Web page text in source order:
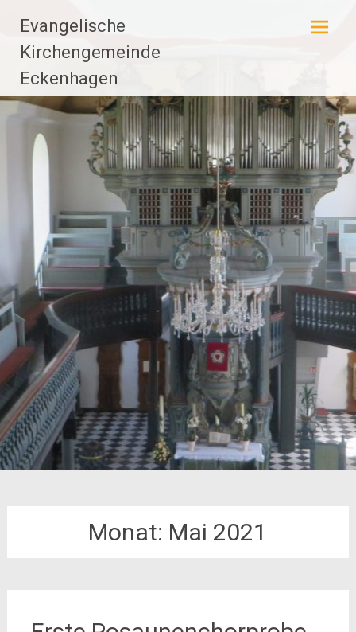
Inhalt
springen
Evangelische
Kirchengemeinde
Eckenhagen
Monat: Mai 2021